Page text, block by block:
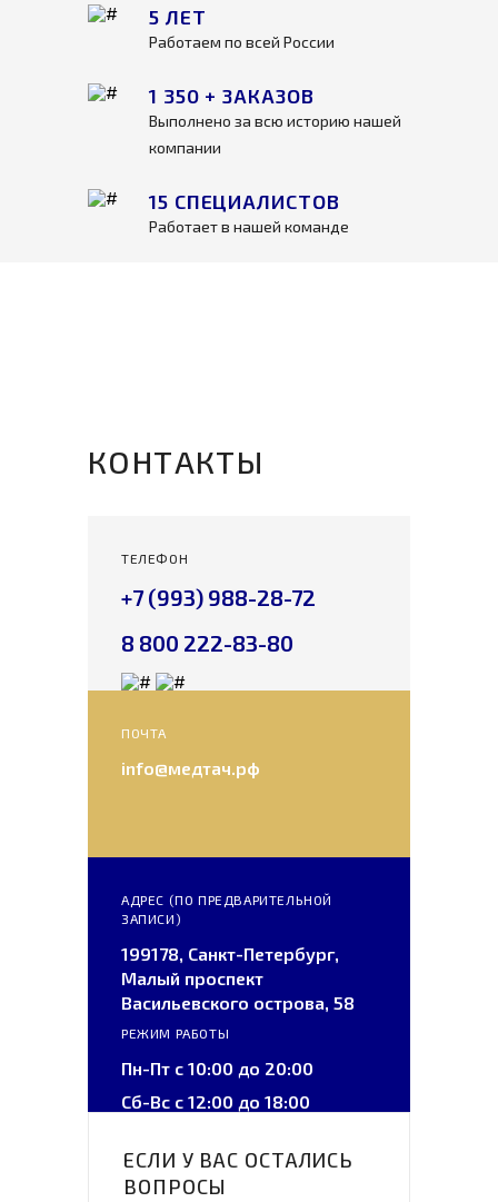
5 ЛЕТ
Работаем по всей России
1 350 + ЗАКАЗОВ
Выполнено за всю историю нашей
компании
15 СПЕЦИАЛИСТОВ
Работает в нашей команде
КОНТАКТЫ
ТЕЛЕФОН
+7 (993) 988-28-72
8 800 222-83-80
ПОЧТА
info@медтач.рф
АДРЕС (ПО ПРЕДВАРИТЕЛЬНОЙ
ЗАПИСИ)
199178, Санкт-Петербург,
Малый проспект
Васильевского острова, 58
РЕЖИМ РАБОТЫ
Пн-Пт с 10:00 до 20:00
Сб-Вс с 12:00 до 18:00
ЕСЛИ У ВАС ОСТАЛИСЬ
ВОПРОСЫ